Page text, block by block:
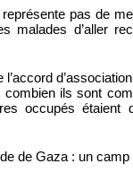
pas de
malades d’aller
ils sont
occupés étaient
de Gaza : un